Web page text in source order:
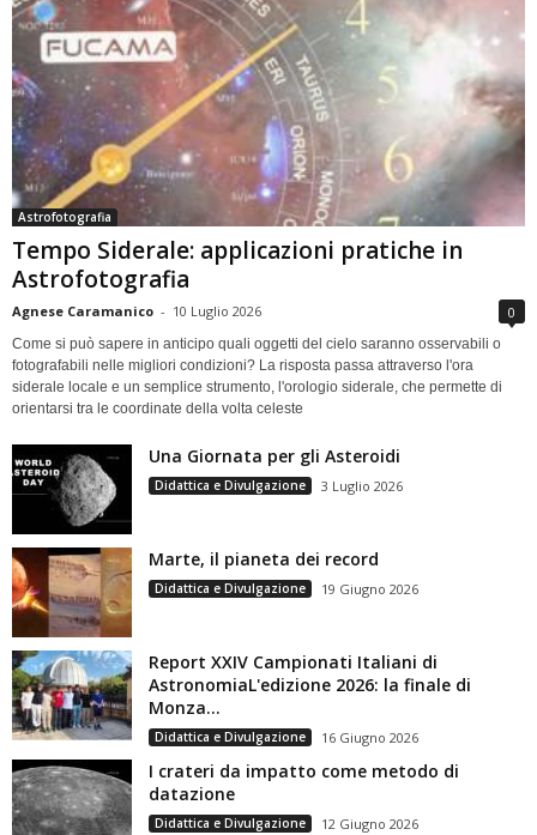
Astrofotografia
Tempo Siderale: applicazioni pratiche in
Astrofotografia
Agnese Caramanico - 10 Luglio 2026 0
Come si può sapere in anticipo quali oggetti del cielo saranno osservabili o
fotografabili nelle migliori condizioni? La risposta passa attraverso l'ora
siderale locale e un semplice strumento, l'orologio siderale, che permette di
orientarsi tra le coordinate della volta celeste
Una Giornata per gli Asteroidi
Didattica e Divulgazione 3 Luglio 2026
Marte, il pianeta dei record
Didattica e Divulgazione 19 Giugno 2026
Report XXIV Campionati Italiani di
AstronomiaL'edizione 2026: la finale di
Monza...
Didattica e Divulgazione 16 Giugno 2026
I crateri da impatto come metodo di
datazione
Didattica e Divulgazione 12 Giugno 2026